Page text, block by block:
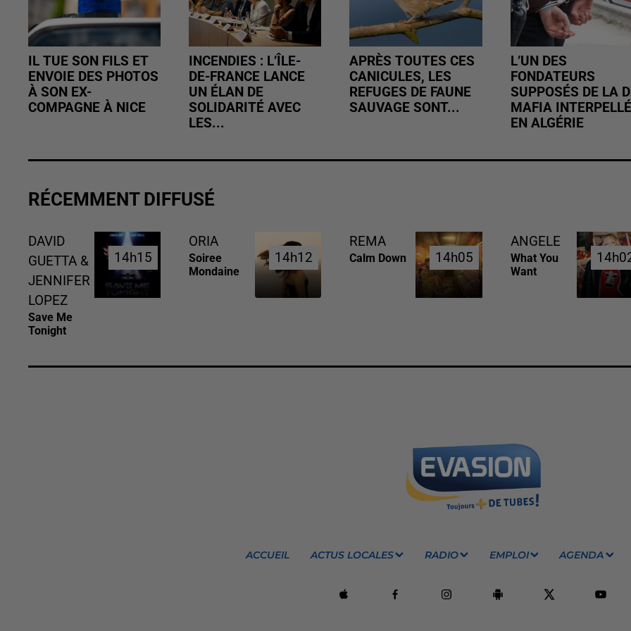
IL TUE SON FILS ET
ENVOIE DES PHOTOS
À SON EX-
COMPAGNE À NICE
INCENDIES : L’ÎLE-
DE-FRANCE LANCE
UN ÉLAN DE
SOLIDARITÉ AVEC
LES...
APRÈS TOUTES CES
CANICULES, LES
REFUGES DE FAUNE
SAUVAGE SONT...
L’UN DES
FONDATEURS
SUPPOSÉS DE LA
MAFIA INTERPELLÉ
EN ALGÉRIE
RÉCEMMENT DIFFUSÉ
DAVID
GUETTA &
JENNIFER
LOPEZ
Save Me
Tonight
14h15
14h15
ORIA
Soiree
Mondaine
14h12
14h12
REMA
Calm Down 14h05
14h05
ANGELE
What You
Want
ACCUEIL ACTUS LOCALES RADIO EMPLOI AGENDA